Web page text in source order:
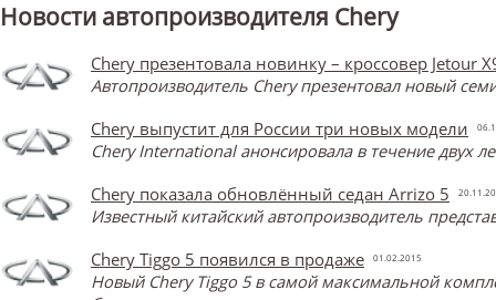
Новости автопроизводителя Chery
Chery презентовала новинку – кроссовер Jetour
Автопроизводитель Chery презентовал новый
Chery выпустит для России три новых модели
Chery International анонсировала в течение двух
Chery показала обновлённый седан Arrizo 5
Известный китайский автопроизводитель
Chery Tiggo 5 появился в продаже
01.02.2015
Новый Chery Tiggo 5 в самой максимальной